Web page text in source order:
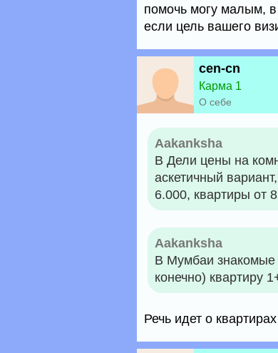
помочь могу малым, в
если цель вашего
cen-cn
Карма 1
О себе
Aakanksha
В Дели цены на
аскетичный
6.000, квартиры от
Aakanksha
В Мумбаи знакомые
конечно) квартиру
Речь идет о